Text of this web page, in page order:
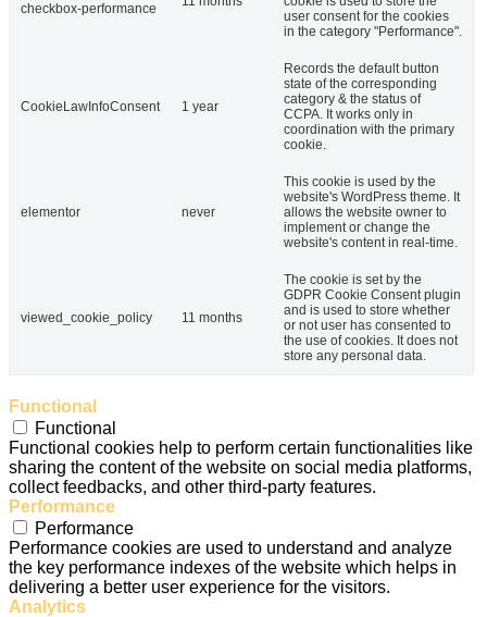
checkbox-performance
user consent for the cookies
in the category "Performance".
CookieLawInfoConsent 1 year
Records the default button
state of the corresponding
category & the status of
CCPA. It works only in
coordination with the primary
cookie.
elementor never
This cookie is used by the
website's WordPress theme. It
allows the website owner to
implement or change the
website's content in real-time.
viewed_cookie_policy 11 months
The cookie is set by the
GDPR Cookie Consent plugin
and is used to store whether
or not user has consented to
the use of cookies. It does not
store any personal data.
Functional
Functional
Functional cookies help to perform certain functionalities like
sharing the content of the website on social media platforms,
collect feedbacks, and other third-party features.
Performance
Performance
Performance cookies are used to understand and analyze
the key performance indexes of the website which helps in
delivering a better user experience for the visitors.
Analytics